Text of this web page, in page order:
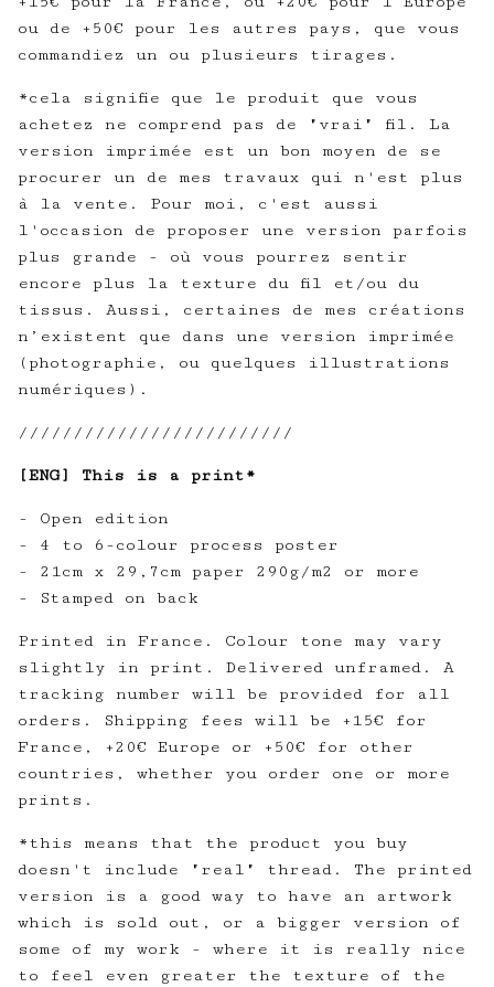
ou de +50€ pour les autres pays, que vous
commandiez un ou plusieurs tirages.
*cela signifie que le produit que vous
achetez ne comprend pas de "vrai" fil. La
version imprimée est un bon moyen de se
procurer un de mes travaux qui n'est plus
à la vente. Pour moi, c'est aussi
l'occasion de proposer une version parfois
plus grande - où vous pourrez sentir
encore plus la texture du fil et/ou du
tissus. Aussi, certaines de mes créations
n’existent que dans une version imprimée
(photographie, ou quelques illustrations
numériques).
/////////////////////////
[ENG] This is a print*
- Open edition
- 4 to 6-colour process poster
- 21cm x 29,7cm paper 290g/m2 or more
- Stamped on back
Printed in France. Colour tone may vary
slightly in print. Delivered unframed. A
tracking number will be provided for all
orders. Shipping fees will be +15€ for
France, +20€ Europe or +50€ for other
countries, whether you order one or more
prints.
*this means that the product you buy
doesn't include "real" thread. The printed
version is a good way to have an artwork
which is sold out, or a bigger version of
some of my work - where it is really nice
to feel even greater the texture of the